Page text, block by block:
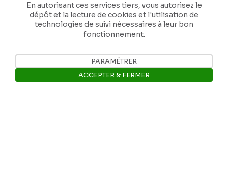
Nos coordonnées
Tél: +32 81 77 67 55
E-mail: info@museerops.be
En autorisant ces services tiers, vous autorisez le
dépôt et la lecture de cookies et l'utilisation de
technologies de suivi nécessaires à leur bon
fonctionnement.
PARAMÉTRER
ACCEPTER & FERMER